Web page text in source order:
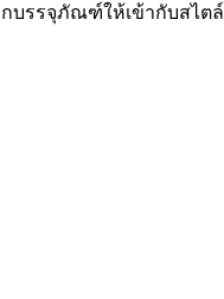
บรรจุภัณฑ์ให้เข้ากับสไตล์